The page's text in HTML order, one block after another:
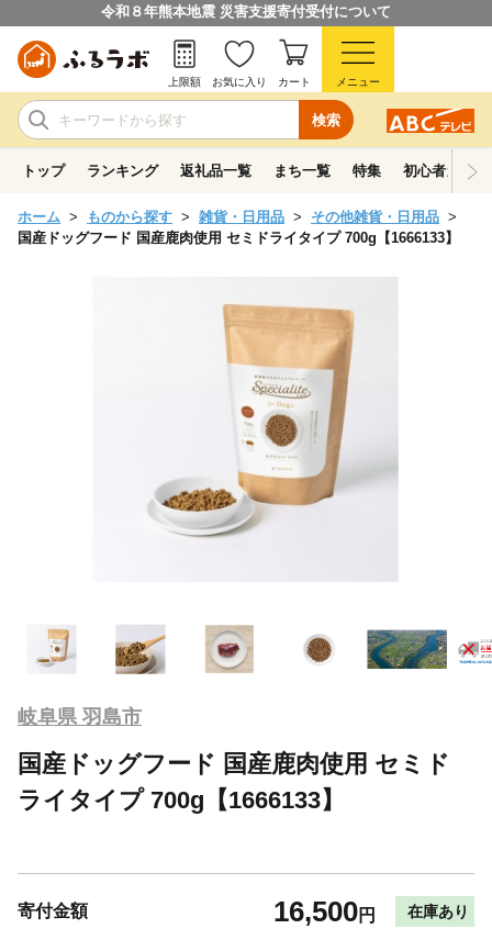
令和８年熊本地震 災害支援寄付受付について
検索
上限額 お気に入り カート メニュー
トップ ランキング 返礼品一覧 まち一覧 特集 初心者ガイド
ホーム ものから探す 雑貨・日用品
その他雑貨・日用品
国産ドッグフード 国産鹿肉使用 セミドライタイプ 700g【1666133】
岐阜県 羽島市
国産ドッグフード 国産鹿肉使用 セミド
ライタイプ 700g【1666133】
寄付金額 16,500円 在庫あり